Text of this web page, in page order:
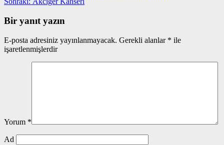
gezinmesi
Bir yanıt yazın
E-posta adresiniz yayınlanmayacak. Gerekli alanlar * ile
işaretlenmişlerdir
Yorum *
Ad